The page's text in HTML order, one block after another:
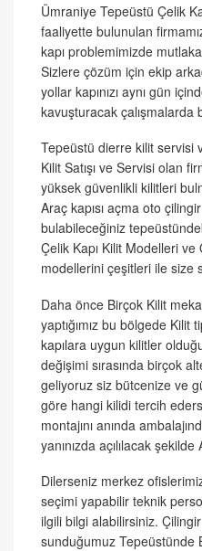
Ümraniye Tepeüstü Çelik
faaliyette bulunulan
kapı problemimizde
Sizlere çözüm için ekip
yollar kapınızı aynı gün
kavuşturacak çalışmalarda
Tepeüstü dierre kilit servisi
Kilit Satışı ve Servisi olan
yüksek güvenlikli kilitleri
Araç kapısı açma oto
bulabileceğiniz
Çelik Kapı Kilit Modelleri ve
modellerini çeşitleri ile size
Daha önce Birçok Kilit
yaptığımız bu bölgede Kilit
kapılara uygun kilitler
değişimi sırasında birçok
geliyoruz siz bütcenize ve
göre hangi kilidi tercih
montajını anında
yanınızda açılılacak şekilde
Dilerseniz merkez
seçimi yapabilir teknik
ilgili bilgi alabilirsiniz.
sunduğumuz Tepeüstünde